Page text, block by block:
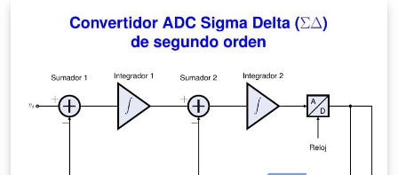
u.ac.jp/~taku/kakenhiLaTeX/